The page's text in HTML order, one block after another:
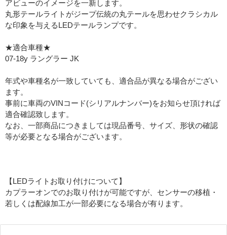
アビューのイメージを一新します。
丸形テールライトがジープ伝統の丸テールを思わせクラシカル
な印象を与えるLEDテールランプです。
★適合車種★
07-18y ラングラー JK
年式や車種名が一致していても、適合品が異なる場合がござい
ます。
事前に車両のVINコード(シリアルナンバー)をお知らせ頂ければ
適合確認致します。
なお、一部商品につきましては現品番号、サイズ、形状の確認
等が必要となる場合がございます。
【LEDライトお取り付けについて】
カプラーオンでのお取り付けが可能ですが、センサーの移植・
若しくは配線加工が一部必要になる場合が有ります。